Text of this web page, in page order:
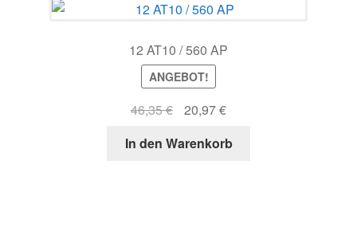
12 AT10 / 560 AP
ANGEBOT!
46,35€
Ursprünglicher
war:
20,97€Aktueller
ist:
In den Warenkorb